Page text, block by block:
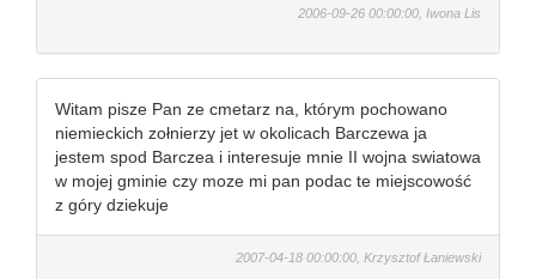
2006-09-26 00:00:00, Iwona Lis
Witam pisze Pan ze cmetarz na, którym pochowano
niemieckich zołnierzy jet w okolicach Barczewa ja
jestem spod Barczea i interesuje mnie II wojna swiatowa
w mojej gminie czy moze mi pan podac te miejscowość
z góry dziekuje
2007-04-18 00:00:00, Krzysztof Łaniewski